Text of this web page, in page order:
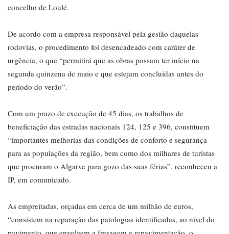
concelho de Loulé.
De acordo com a empresa responsável pela gestão daquelas
rodovias, o procedimento foi desencadeado com caráter de
urgência, o que “permitirá que as obras possam ter início na
segunda quinzena de maio e que estejam concluídas antes do
período do verão”.
Com um prazo de execução de 45 dias, os trabalhos de
beneficiação das estradas nacionais 124, 125 e 396, constituem
“importantes melhorias das condições de conforto e segurança
para as populações da região, bem como dos milhares de turistas
que procuram o Algarve para gozo das suas férias”, reconheceu a
IP, em comunicado.
As empreitadas, orçadas em cerca de um milhão de euros,
“consistem na reparação das patologias identificadas, ao nível do